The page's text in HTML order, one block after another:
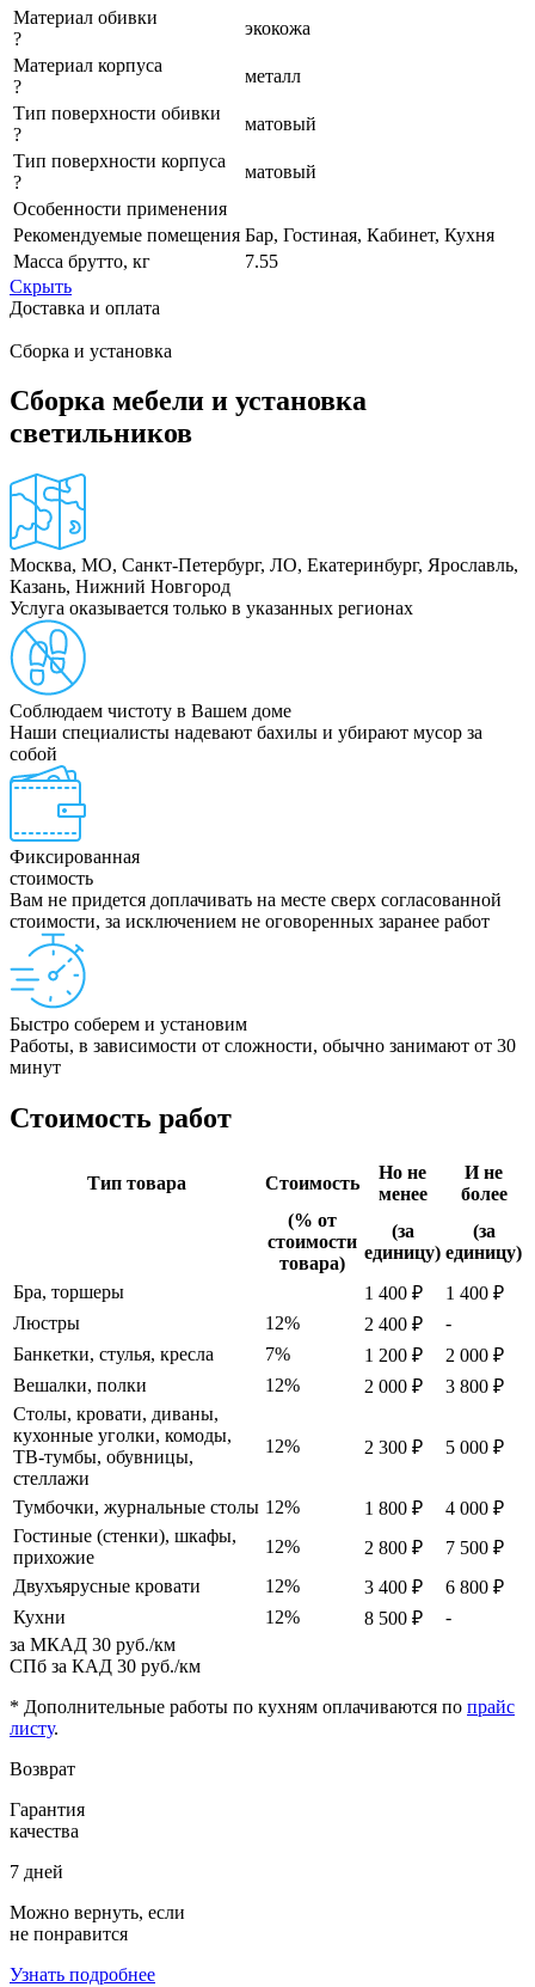
Материал обивки
?
экокожа
Материал корпуса
?
металл
Тип поверхности обивки
?
матовый
Тип поверхности корпуса
?
матовый
Особенности применения
Рекомендуемые помещения Бар, Гостиная, Кабинет, Кухня
Масса брутто, кг
7.55
Скрыть
Доставка и оплата
Сборка и установка
Сборка мебели и установка
светильников
Москва, МО, Санкт-Петербург, ЛО, Екатеринбург, Ярославль,
Казань, Нижний Новгород
Услуга оказывается только в указанных регионах
Соблюдаем чистоту в Вашем доме
Наши специалисты надевают бахилы и убирают мусор за
собой
Фиксированная
стоимость
Вам не придется доплачивать на месте сверх согласованной
стоимости, за исключением не оговоренных заранее работ
Быстро соберем и установим
Работы, в зависимости от сложности, обычно занимают от 30
минут
Стоимость работ
Тип товара Стоимость
Но не
менее
И не
более
(% от
стоимости
товара)
(за
единицу)
(за
единицу)
Бра, торшеры
1 400 ₽
1 400 ₽
Люстры
12% 2 400 ₽
-
Банкетки, стулья, кресла
7% 1 200 ₽
2 000 ₽
Вешалки, полки
12% 2 000 ₽
3 800 ₽
Столы, кровати, диваны,
кухонные уголки, комоды,
ТВ-тумбы, обувницы,
стеллажи
12% 2 300 ₽ 5 000 ₽
Тумбочки, журнальные столы 12% 1 800 ₽
4 000 ₽
Гостиные (стенки), шкафы,
прихожие
12% 2 800 ₽
7 500 ₽
Двухъярусные кровати
12% 3 400 ₽
6 800 ₽
Кухни
12% 8 500 ₽
-
за МКАД 30 руб./км
СПб за КАД 30 руб./км
* Дополнительные работы по кухням оплачиваются по прайс
листу.
Возврат
Гарантия
качества
7 дней
Можно вернуть, если
не понравится
Узнать подробнее